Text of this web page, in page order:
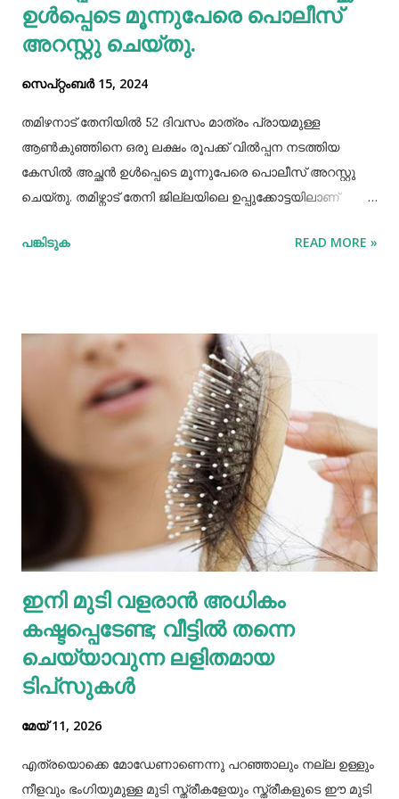
ഉള്‍പ്പെടെ മൂന്നുപേരെ പൊലീസ്
അറസ്റ്റു ചെയ്തു.
സെപ്റ്റംബർ 15, 2024
തമിഴനാട് തേനിയില്‍ 52 ദിവസം മാത്രം പ്രായമുള്ള
ആണ്‍കുഞ്ഞിനെ ഒരു ലക്ഷം രൂപക്ക് വില്‍പ്പന നടത്തിയ
കേസില്‍ അച്ഛൻ ഉള്‍പ്പെടെ മൂന്നുപേരെ പൊലീസ് അറസ്റ്റു
ചെയ്തു. തമിഴ്നാട് തേനി ജില്ലയിലെ ഉപ്പുക്കോട്ടയിലാണ്
സ്വദേശികളായ ദമ്ബതികളുമാണ് അറസ്റ്റിലായത്. തേനി
സമയവും മദ്യലഹരിയിലും. തന്‍റെ കുഞ്ഞിനെ ഒരു ലക്ഷം
രൂപക്ക് വില്‍പ്പന നടത്തിയതായി അച്ഛൻ
മദ്യലഹരിയിലിരിക്കെ സമീപവാസികളിലൊരാളോട് പറഞ്ഞു.
ഇതോടെയാണ് വിവരം പുറത്തറിഞ്ഞത്. തുടർന്ന്
അയല്‍വാസി പൊലീസിലും ചൈല്‍ഡ് ലൈനിലും വിവരം
അറിയിക്കുകയായിരുന്നു. പൊലീസെത്തി അച്ഛനെയും
അമ്മയെയും മുത്തശ്ശിയെയും ചോദ്യം ചെയ്തു.
മധുരയിലുള്ള ബന്ധുവിന് കുട്ടികളില്ലാത്തതിനാല്‍
വളർത്താൻ ഏല്‍പ്പിച്ചുവെന്നാണ് അച്ഛൻ പൊലീസിനോട്
ആദ്യം പറഞ്ഞത്. പോലീസ് മധുരയിലെത്തി പരിശോധന
നടത്തിയെങ്കിലും കുഞ്ഞ് അവിടെയില്ലെന്ന് കണ്ടെത്തി.
തുടർന്ന് അച്ഛനെ വീണ്ടും വിശദമായി ചോദ്യം ചെയ്തു.
തുടർന്ന് നടത...
പങ്കിടുക READ MORE »
ഇനി മുടി വളരാൻ അധികം
കഷ്ടപ്പെടേണ്ട; വീട്ടിൽ തന്നെ
ചെയ്യാവുന്ന ലളിതമായ
ടിപ്‌സുകൾ
മേയ് 11, 2026
എത്രയൊക്കെ മോഡേണാണെന്നു പറഞ്ഞാലും നല്ല ഉള്ളും
നീളവും ഭംഗിയുമുള്ള മുടി സ്ത്രീകളേയും സ്ത്രീകളുടെ ഈ മുടി